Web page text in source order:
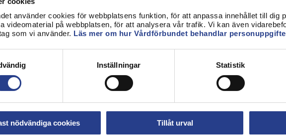
använder cookies för webbplatsens funktion, för att anpassa innehållet till dig
videomaterial på webbplatsen, för att analysera vår trafik. Vi kan även
som vi använder. Läs mer om hur Vårdförbundet behandlar
Inställningar Statistik
nödvändiga cookies Tillåt urval
förhandlingar med Kry-företaget Psykiatripartner med anledning
lönemodell, där grundlönen skulle sänkas för att
av tidigare lön.
framgång, det är också ett viktigt besked utifrån ett
och behandling ska inte ges på provision, säger
Ribeiro.
starka invändningar har hörsammats och att arbetsgivaren
skulle riskera att negativt påverka såväl arbetsmiljö som